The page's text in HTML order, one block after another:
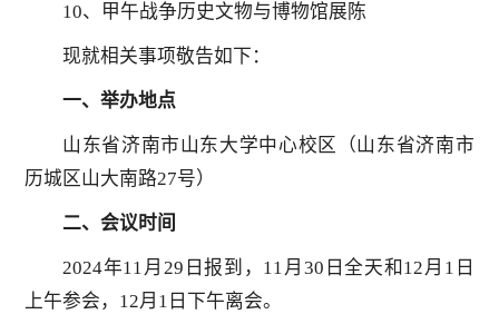
10、甲午战争历史文物与博物馆展陈
现就相关事项敬告如下：
一、举办地点
山东省济南市山东大学中心校区（山东省济南市
历城区山大南路27号）
二、会议时间
2024年11月29日报到，11月30日全天和12月1日
上午参会，12月1日下午离会。